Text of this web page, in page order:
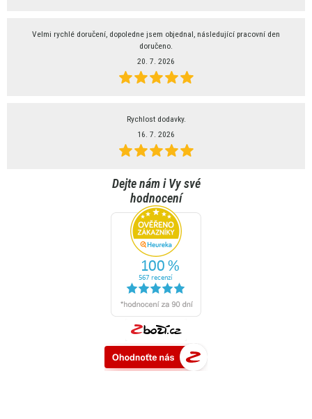
Velmi rychlé doručení, dopoledne jsem objednal, následující pracovní den
doručeno.
20. 7. 2026
Rychlost dodavky.
16. 7. 2026
Dejte nám i Vy své
hodnocení